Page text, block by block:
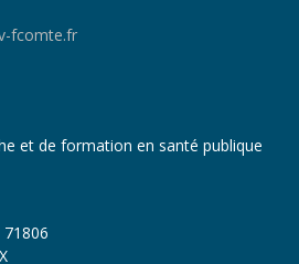
fcomte.fr
et de formation en santé publique